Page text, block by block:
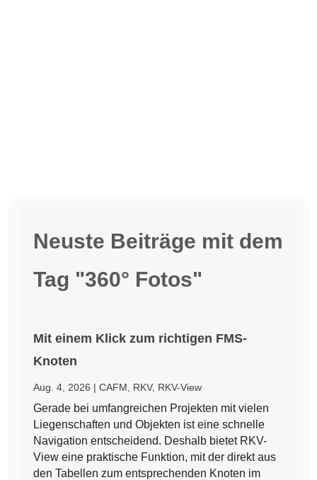
Neuste Beiträge mit dem
Tag "360° Fotos"
Mit einem Klick zum richtigen FMS-
Knoten
Aug. 4, 2026 |CAFM RKV, RKV-View
Gerade bei umfangreichen Projekten mit vielen
Liegenschaften und Objekten ist eine schnelle
Navigation entscheidend. Deshalb bietet RKV-
View eine praktische Funktion, mit der direkt aus
den Tabellen zum entsprechenden Knoten im